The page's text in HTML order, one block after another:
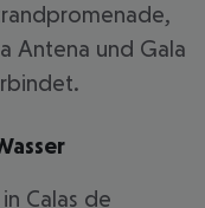
Antena und Gala
Calas de